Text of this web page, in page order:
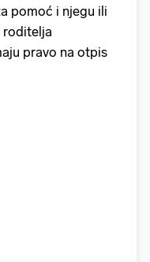
pomoć i njegu ili
roditelja
pravo na otpis